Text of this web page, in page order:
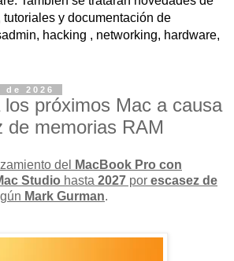
y documentación de
hacking , networking, hardware,
2026
próximos Mac a causa
de memorias RAM
del
MacBook Pro con
Studio hasta 2027 por escasez de
Mark Gurman.